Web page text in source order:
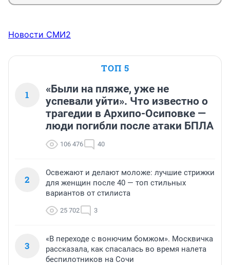
Новости СМИ2
ТОП 5
1
«Были на пляже, уже не
успевали уйти». Что известно о
трагедии в Архипо-Осиповке —
люди погибли после атаки БПЛА
106 476 40
2
Освежают и делают моложе: лучшие стрижки
для женщин после 40 — топ стильных
вариантов от стилиста
25 702 3
3
«В переходе с вонючим бомжом». Москвичка
рассказала, как спасалась во время налета
беспилотников на Сочи